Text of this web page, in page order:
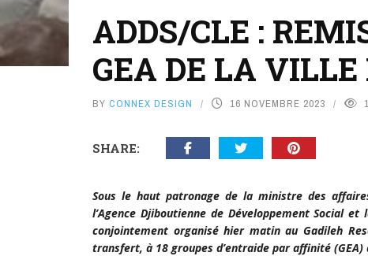
ADDS/CLE :
GEA DE LA
BY CONNEX DESIGN 16 NOVEMBRE 2023
SHARE:
Sous le haut patronage de la ministre des
l’Agence Djiboutienne de Développement Social
conjointement organisé hier matin au Gadileh
transfert, à 18 groupes d’entraide par affinité (GEA)